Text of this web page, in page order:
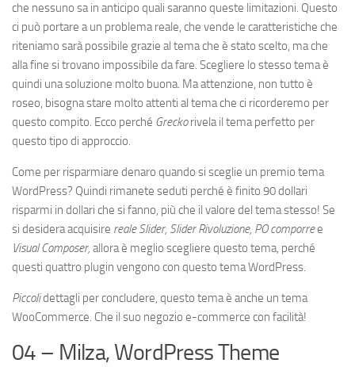
che nessuno sa in anticipo quali saranno queste limitazioni. Questo
ci può portare a un problema reale, che vende le caratteristiche che
riteniamo sarà possibile grazie al tema che è stato scelto, ma che
alla fine si trovano impossibile da fare. Scegliere lo stesso tema è
quindi una soluzione molto buona. Ma attenzione, non tutto è
roseo, bisogna stare molto attenti al tema che ci ricorderemo per
questo compito. Ecco perché Greckorivela il tema perfetto per
questo tipo di approccio.
Come per risparmiare denaro quando si sceglie un premio tema
WordPress? Quindi rimanete seduti perché è finito 90 dollari
risparmi in dollari che si fanno, più che il valore del tema stesso! Se
si desidera acquisire reale Slider, Slider Rivoluzione, PO comporree
Visual Composer, allora è meglio scegliere questo tema, perché
questi quattro plugin vengono con questo tema WordPress.
Piccolidettagli per concludere, questo tema è anche un tema
WooCommerce. Che il suo negozio e-commerce con facilità!
04 – Milza, WordPress Theme